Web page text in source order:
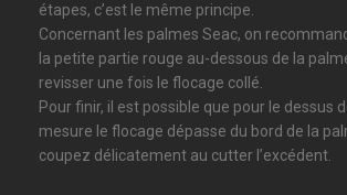
étapes, c’est le même principe.
Concernant les palmes Seac, on
la petite partie rouge au-dessous de la
revisser une fois le flocage collé.
Pour finir, il est possible que pour le dessus
mesure le flocage dépasse du bord de la
coupez délicatement au cutter l’excédent.